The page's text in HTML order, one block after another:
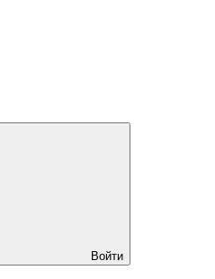
Войти